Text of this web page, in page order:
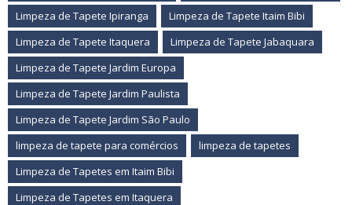
Limpeza de Tapete Ipiranga
Limpeza de Tapete Itaim Bibi
Limpeza de Tapete Itaquera
Limpeza de Tapete Jabaquara
Limpeza de Tapete Jardim Europa
Limpeza de Tapete Jardim Paulista
Limpeza de Tapete Jardim São Paulo
limpeza de tapete para comércios
limpeza de tapetes
Limpeza de Tapetes em Itaim Bibi
Limpeza de Tapetes em Itaquera